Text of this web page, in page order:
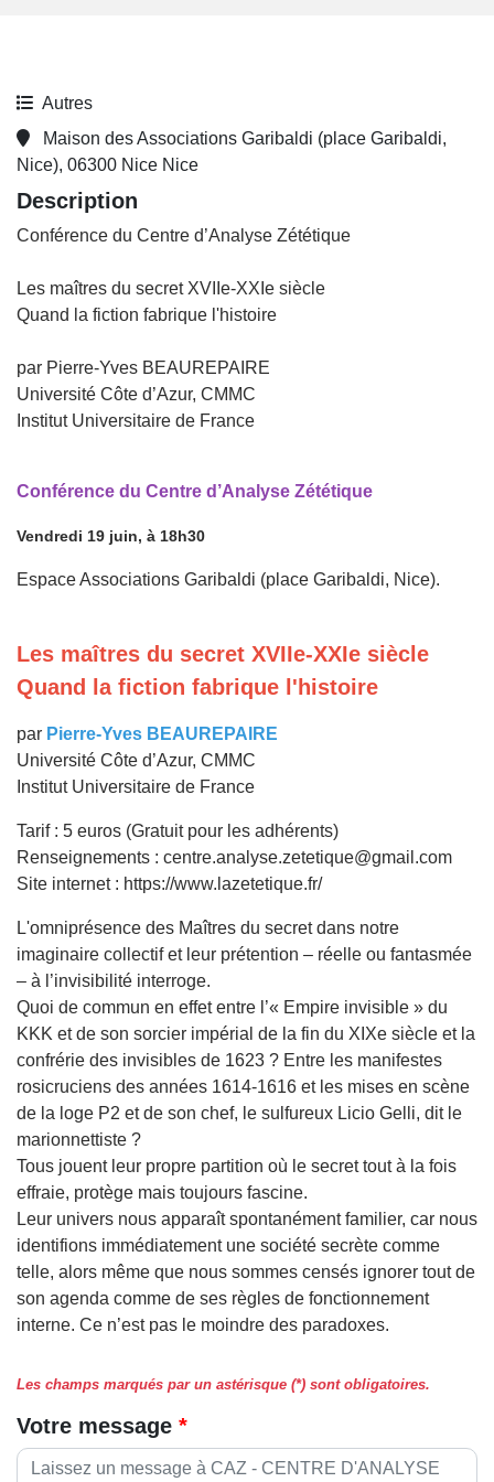
Autres
Maison des Associations Garibaldi (place Garibaldi,
Nice), 06300 Nice Nice
Description
Conférence du Centre d’Analyse Zététique
Les maîtres du secret XVIIe-XXIe siècle
Quand la fiction fabrique l'histoire
par Pierre-Yves BEAUREPAIRE
Université Côte d’Azur, CMMC
Institut Universitaire de France
Conférence du Centre d’Analyse Zététique
Vendredi 19 juin, à 18h30
Espace Associations Garibaldi (place Garibaldi, Nice).
Les maîtres du secret XVIIe-XXIe siècle
Quand la fiction fabrique l'histoire
par Pierre-Yves BEAUREPAIRE
Université Côte d’Azur, CMMC
Institut Universitaire de France
Tarif : 5 euros (Gratuit pour les adhérents)
Renseignements : centre.analyse.zetetique@gmail.com
Site internet : https://www.lazetetique.fr/
L'omniprésence des Maîtres du secret dans notre
imaginaire collectif et leur prétention – réelle ou fantasmée
– à l’invisibilité interroge.
Quoi de commun en effet entre l’« Empire invisible » du
KKK et de son sorcier impérial de la fin du XIXe siècle et la
confrérie des invisibles de 1623 ? Entre les manifestes
rosicruciens des années 1614-1616 et les mises en scène
de la loge P2 et de son chef, le sulfureux Licio Gelli, dit le
marionnettiste ?
Tous jouent leur propre partition où le secret tout à la fois
effraie, protège mais toujours fascine.
Leur univers nous apparaît spontanément familier, car nous
identifions immédiatement une société secrète comme
telle, alors même que nous sommes censés ignorer tout de
son agenda comme de ses règles de fonctionnement
interne. Ce n’est pas le moindre des paradoxes.
Les champs marqués par un astérisque (*) sont obligatoires.
Votre message